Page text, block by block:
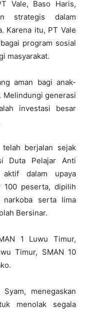
Vale, Baso Haris,
strategis dalam
Karena itu, PT Vale
program sosial
masyarakat.
aman bagi anak-
Melindungi generasi
investasi besar
berjalan sejak
Duta Pelajar Anti
dalam upaya
100 peserta, dipilih
serta lima
Bersinar.
1 Luwu Timur,
Timur, SMAN 10
menegaskan
menolak segala